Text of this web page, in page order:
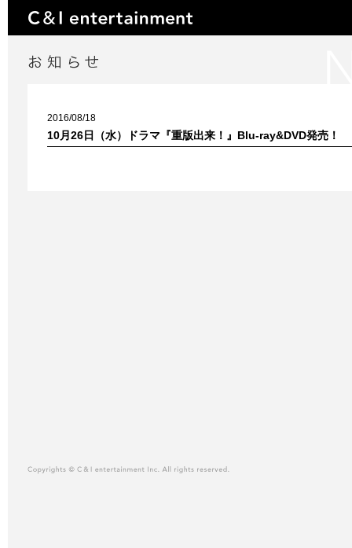
2016/08/18
10月26日（水）ドラマ『重版出来！』Blu-ray&DVD発売！